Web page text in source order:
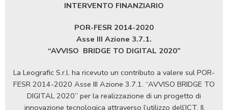
INTERVENTO FINANZIARIO
POR-FESR 2014-2020
Asse III Azione 3.7.1.
“AVVISO BRIDGE TO DIGITAL 2020”
La Leografic S.r.l. ha ricevuto un contributo a valere sul POR-
FESR 2014-2020 Asse III Azione 3.7.1. “AVVISO BRIDGE TO
DIGITAL 2020” per la realizzazione di un progetto di
innovazione tecnologica attraverso l’utilizzo dell’ICT. Il